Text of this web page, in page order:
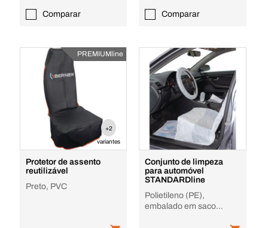
Comparar Comparar
PREMIUMline
+2
variantes
Protetor de assento
reutilizável
Preto, PVC
Conjunto de limpeza
para automóvel
STANDARDline
Polietileno (PE),
embalado em saco